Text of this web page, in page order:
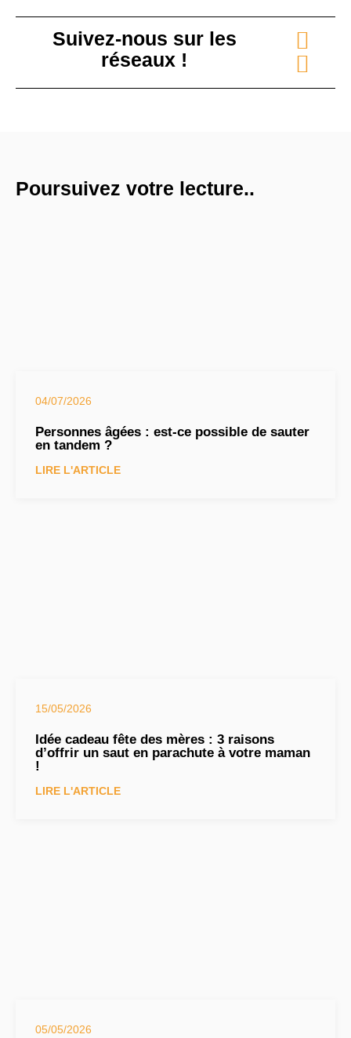
Suivez-nous sur les
réseaux !
Poursuivez votre lecture..
04/07/2026
Personnes âgées : est-ce possible de sauter
en tandem ?
LIRE L'ARTICLE
15/05/2026
Idée cadeau fête des mères : 3 raisons
d’offrir un saut en parachute à votre maman
!
LIRE L'ARTICLE
05/05/2026